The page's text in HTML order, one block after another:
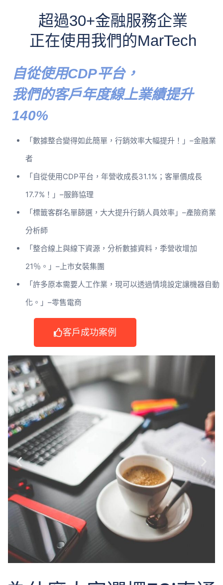
超過30+金融服務企業
正在使用我們的MarTech
自從使用CDP平台，
我們的客戶年度線上業績提升
140%
「數據整合變得如此簡單，行銷效率大幅提升！」–金融業
者
「自從使用CDP平台，年營收成長31.1%；客單價成長
17.7%！」–服飾協理
「標籤客群名單篩選，大大提升行銷人員效率」–產險商業
分析師
「整合線上與線下資源，分析數據資料，季營收增加
21％。」–上市女裝集團
「許多原本需要人工作業，現可以透過情境設定讓機器自動
化。」–零售電商
客戶成功案例